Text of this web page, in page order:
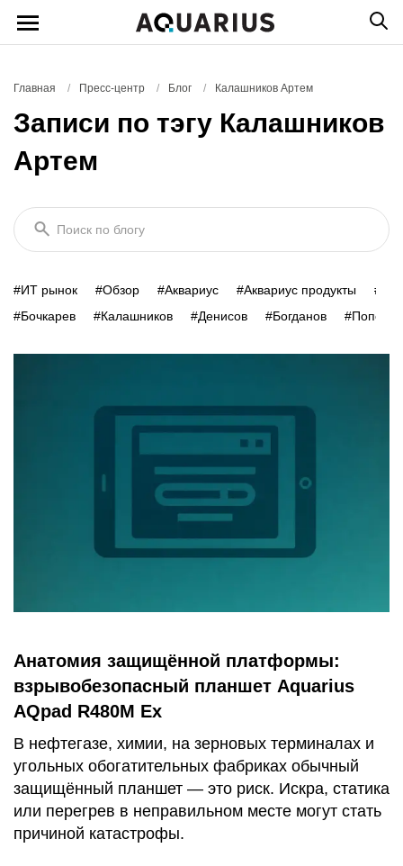
Главная / Пресс-центр / Блог / Калашников Артем
Записи по тэгу Калашников
Артем
Поиск по блогу
#ИТ рынок #Обзор #Аквариус #Аквариус продукты
#Бочкарев
#Калашников #Денисов #Богданов #Попович
Анатомия защищённой платформы:
взрывобезопасный планшет Aquarius
AQpad R480M Ex
В нефтегазе, химии, на зерновых терминалах и
угольных обогатительных фабриках обычный
защищённый планшет — это риск. Искра, статика
или перегрев в неправильном месте могут стать
причиной катастрофы.